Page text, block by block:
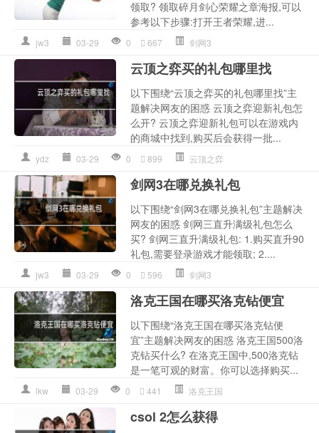
领取? 领取碎月剑心荣耀之章海报,可以
参考以下步骤:打开王者荣耀,进...
jw3 03-29 0 667 剑网3
云顶之弈买的礼包哪里找
以下围绕“云顶之弈买的礼包哪里找”主
题解决网友的困惑 云顶之弈迎新礼包怎
么开? 云顶之弈迎新礼包可以在游戏内
的商城中找到,购买后会获得一批...
ydz 03-29 0 899 云顶之弈
剑网3在哪兑换礼包
以下围绕“剑网3在哪兑换礼包”主题解决
网友的困惑 剑网三直升满级礼包怎么
买? 剑网三直升满级礼包: 1.购买直升90
礼包,需要登录游戏才能领取; 2....
jw3 03-29 0 596 剑网3
洛克王国在哪买洛克钻便宜
以下围绕“洛克王国在哪买洛克钻便
宜”主题解决网友的困惑 洛克王国500洛
克钻买什么? 在洛克王国中,500洛克钻
是一笔可观的财富。你可以选择购买...
lkw 03-29 0 441 洛克王国
csol 2怎么获得